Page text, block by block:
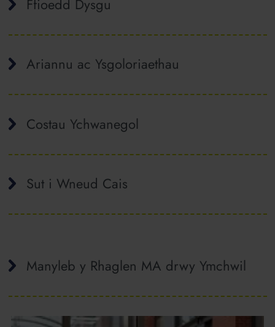
Ffioedd Dysgu
Ariannu ac Ysgoloriaethau
Costau Ychwanegol
Sut i Wneud Cais
Manyleb y Rhaglen MA drwy Ymchwil